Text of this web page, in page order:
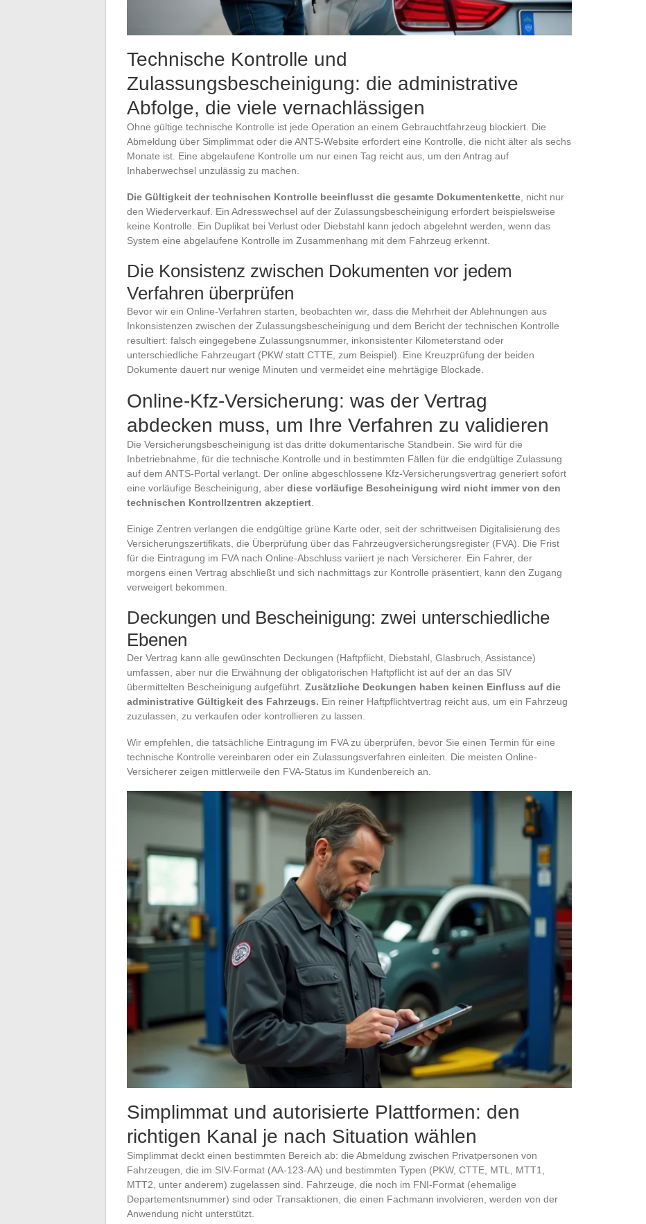
Technische Kontrolle und
Zulassungsbescheinigung: die administrative
Abfolge, die viele vernachlässigen
Ohne gültige technische Kontrolle ist jede Operation an einem Gebrauchtfahrzeug blockiert. Die
Abmeldung über Simplimmat oder die ANTS-Website erfordert eine Kontrolle, die nicht älter als sechs
Monate ist. Eine abgelaufene Kontrolle um nur einen Tag reicht aus, um den Antrag auf
Inhaberwechsel unzulässig zu machen.
Die Gültigkeit der technischen Kontrolle beeinflusst die gesamte Dokumentenkette, nicht nur
den Wiederverkauf. Ein Adresswechsel auf der Zulassungsbescheinigung erfordert beispielsweise
keine Kontrolle. Ein Duplikat bei Verlust oder Diebstahl kann jedoch abgelehnt werden, wenn das
System eine abgelaufene Kontrolle im Zusammenhang mit dem Fahrzeug erkennt.
Die Konsistenz zwischen Dokumenten vor jedem
Verfahren überprüfen
Bevor wir ein Online-Verfahren starten, beobachten wir, dass die Mehrheit der Ablehnungen aus
Inkonsistenzen zwischen der Zulassungsbescheinigung und dem Bericht der technischen Kontrolle
resultiert: falsch eingegebene Zulassungsnummer, inkonsistenter Kilometerstand oder
unterschiedliche Fahrzeugart (PKW statt CTTE, zum Beispiel). Eine Kreuzprüfung der beiden
Dokumente dauert nur wenige Minuten und vermeidet eine mehrtägige Blockade.
Online-Kfz-Versicherung: was der Vertrag
abdecken muss, um Ihre Verfahren zu validieren
Die Versicherungsbescheinigung ist das dritte dokumentarische Standbein. Sie wird für die
Inbetriebnahme, für die technische Kontrolle und in bestimmten Fällen für die endgültige Zulassung
auf dem ANTS-Portal verlangt. Der online abgeschlossene Kfz-Versicherungsvertrag generiert sofort
eine vorläufige Bescheinigung, aber diese vorläufige Bescheinigung wird nicht immer von den
technischen Kontrollzentren akzeptiert.
Einige Zentren verlangen die endgültige grüne Karte oder, seit der schrittweisen Digitalisierung des
Versicherungszertifikats, die Überprüfung über das Fahrzeugversicherungsregister (FVA). Die Frist
für die Eintragung im FVA nach Online-Abschluss variiert je nach Versicherer. Ein Fahrer, der
morgens einen Vertrag abschließt und sich nachmittags zur Kontrolle präsentiert, kann den Zugang
verweigert bekommen.
Deckungen und Bescheinigung: zwei unterschiedliche
Ebenen
Der Vertrag kann alle gewünschten Deckungen (Haftpflicht, Diebstahl, Glasbruch, Assistance)
umfassen, aber nur die Erwähnung der obligatorischen Haftpflicht ist auf der an das SIV
übermittelten Bescheinigung aufgeführt. Zusätzliche Deckungen haben keinen Einfluss auf die
administrative Gültigkeit des Fahrzeugs. Ein reiner Haftpflichtvertrag reicht aus, um ein Fahrzeug
zuzulassen, zu verkaufen oder kontrollieren zu lassen.
Wir empfehlen, die tatsächliche Eintragung im FVA zu überprüfen, bevor Sie einen Termin für eine
technische Kontrolle vereinbaren oder ein Zulassungsverfahren einleiten. Die meisten Online-
Versicherer zeigen mittlerweile den FVA-Status im Kundenbereich an.
Simplimmat und autorisierte Plattformen: den
richtigen Kanal je nach Situation wählen
Simplimmat deckt einen bestimmten Bereich ab: die Abmeldung zwischen Privatpersonen von
Fahrzeugen, die im SIV-Format (AA-123-AA) und bestimmten Typen (PKW, CTTE, MTL, MTT1,
MTT2, unter anderem) zugelassen sind. Fahrzeuge, die noch im FNI-Format (ehemalige
Departementsnummer) sind oder Transaktionen, die einen Fachmann involvieren, werden von der
Anwendung nicht unterstützt.